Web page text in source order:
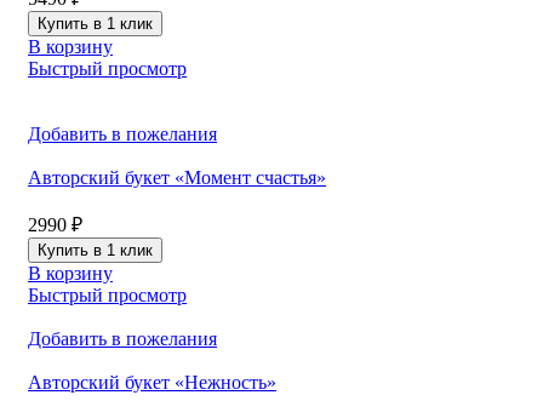
Купить в 1 клик
В корзину
Быстрый просмотр
Добавить в пожелания
Авторский букет «Момент счастья»
2990 ₽
Купить в 1 клик
В корзину
Быстрый просмотр
Добавить в пожелания
Авторский букет «Нежность»